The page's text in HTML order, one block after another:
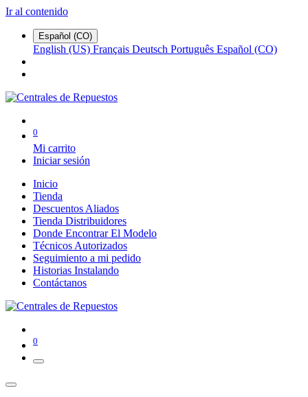
Ir al contenido
Español (CO)
English (US) Français Deutsch Português Español (CO)
0
Mi carrito
Iniciar sesión
Inicio
Tienda
Descuentos Aliados
Tienda Distribuidores
Donde Encontrar El Modelo
Técnicos Autorizados
Seguimiento a mi pedido
Historias Instalando
Contáctanos
0